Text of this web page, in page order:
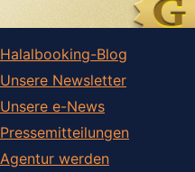
Halalbooking-Blog
Unsere Newsletter
Unsere e-News
Pressemitteilungen
Agentur werden